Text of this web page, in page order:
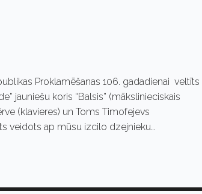
Proklamēšanas 106. gadadienai veltīts
jauniešu koris “Balsis” (mākslinieciskais
(klavieres) un Toms Timofejevs
veidots ap mūsu izcilo dzejnieku…